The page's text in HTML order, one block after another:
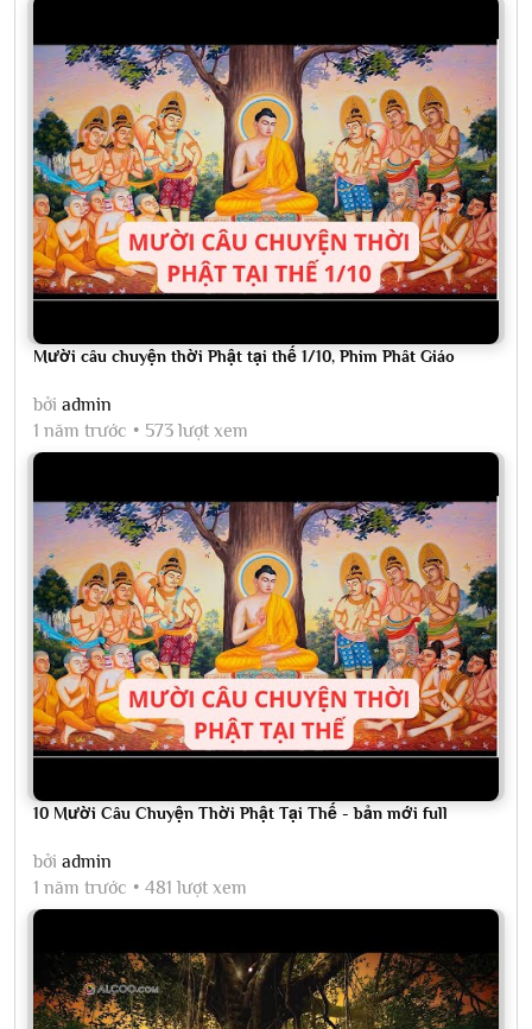
Mười câu chuyện thời Phật tại thế 1/10, Phim Phât Giáo
bởi admin
1 năm trước
573 lượt xem
10 Mười Câu Chuyện Thời Phật Tại Thế - bản mới full
bởi admin
1 năm trước
481 lượt xem